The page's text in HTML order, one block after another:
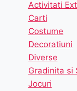
Activitati
Carti
Costume
Decoratiuni
Diverse
Gradinita si
Jocuri